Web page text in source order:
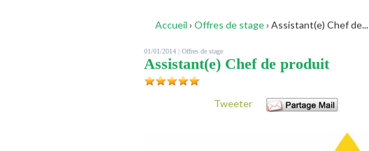
Accueil › Offres de stage› Assistant(e) Chef de...
01/01/2014 | Offres de stage
Assistant(e) Chef de produit
Tweeter